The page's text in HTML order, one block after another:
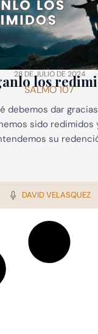
28 DE JULIO DE 2024
los
SALMO 107
debemos dar
sido redimidos
su
DAVID VELASQUEZ